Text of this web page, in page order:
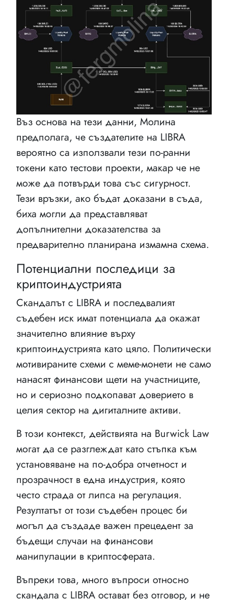
Въз основа на тези данни, Молина
предполага, че създателите на LIBRA
вероятно са използвали тези по-ранни
токени като тестови проекти, макар че не
може да потвърди това със сигурност.
Тези връзки, ако бъдат доказани в съда,
биха могли да представляват
допълнителни доказателства за
предварително планирана измамна схема.
Потенциални последици за
криптоиндустрията
Скандалът с LIBRA и последвалият
съдебен иск имат потенциала да окажат
значително влияние върху
криптоиндустрията като цяло. Политически
мотивираните схеми с меме-монети не само
нанасят финансови щети на участниците,
но и сериозно подкопават доверието в
целия сектор на дигиталните активи.
В този контекст, действията на Burwick Law
могат да се разглеждат като стъпка към
установяване на по-добра отчетност и
прозрачност в една индустрия, която
често страда от липса на регулация.
Резултатът от този съдебен процес би
могъл да създаде важен прецедент за
бъдещи случаи на финансови
манипулации в криптосферата.
Въпреки това, много въпроси относно
скандала с LIBRA остават без отговор, и не